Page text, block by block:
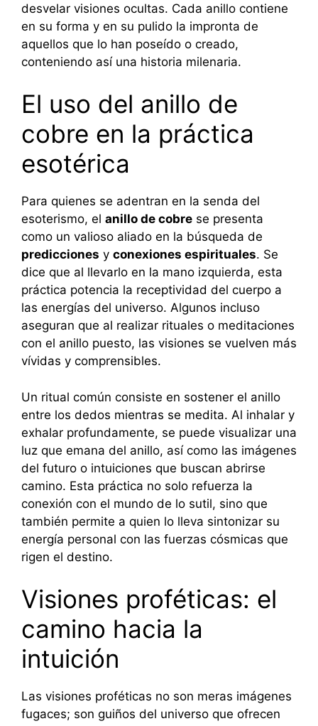
desvelar visiones ocultas. Cada anillo contiene
en su forma y en su pulido la impronta de
aquellos que lo han poseído o creado,
conteniendo así una historia milenaria.
El uso del anillo de
cobre en la práctica
esotérica
Para quienes se adentran en la senda del
esoterismo, el anillo de cobre se presenta
como un valioso aliado en la búsqueda de
predicciones y conexiones espirituales. Se
dice que al llevarlo en la mano izquierda, esta
práctica potencia la receptividad del cuerpo a
las energías del universo. Algunos incluso
aseguran que al realizar rituales o meditaciones
con el anillo puesto, las visiones se vuelven más
vívidas y comprensibles.
Un ritual común consiste en sostener el anillo
entre los dedos mientras se medita. Al inhalar y
exhalar profundamente, se puede visualizar una
luz que emana del anillo, así como las imágenes
del futuro o intuiciones que buscan abrirse
camino. Esta práctica no solo refuerza la
conexión con el mundo de lo sutil, sino que
también permite a quien lo lleva sintonizar su
energía personal con las fuerzas cósmicas que
rigen el destino.
Visiones proféticas: el
camino hacia la
intuición
Las visiones proféticas no son meras imágenes
fugaces; son guiños del universo que ofrecen